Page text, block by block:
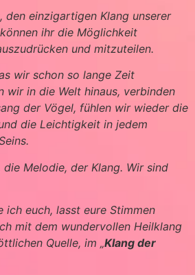
den einzigartigen Klang unserer
ihr die Möglichkeit
und mitzuteilen.
wir schon so lange Zeit
wir in die Welt hinaus, verbinden
der Vögel, fühlen wir wieder die
die Leichtigkeit in jedem
Melodie, der Klang. Wir sind
ich euch, lasst eure Stimmen
mit dem wundervollen Heilklang
Quelle, im „Klang der